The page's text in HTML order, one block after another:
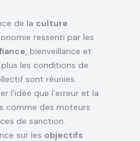
de la culture
ressenti par les
, bienveillance et
les conditions de
sont réunies.
l’idée que l’erreur et la
comme des moteurs
de sanction.
sur les objectifs